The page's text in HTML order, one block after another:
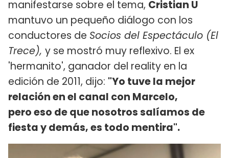
manifestarse sobre el tema, Cristian U
mantuvo un pequeño diálogo con los
conductores de Socios del Espectáculo (El
Trece), y se mostró muy reflexivo. El ex
'hermanito', ganador del reality en la
edición de 2011, dijo: "Yo tuve la mejor
relación en el canal con Marcelo,
pero eso de que nosotros salíamos de
fiesta y demás, es todo mentira".